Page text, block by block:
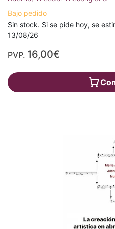
Bajo pedido
Sin stock. Si se pide hoy, se
13/08/26
PVP. 16,00€